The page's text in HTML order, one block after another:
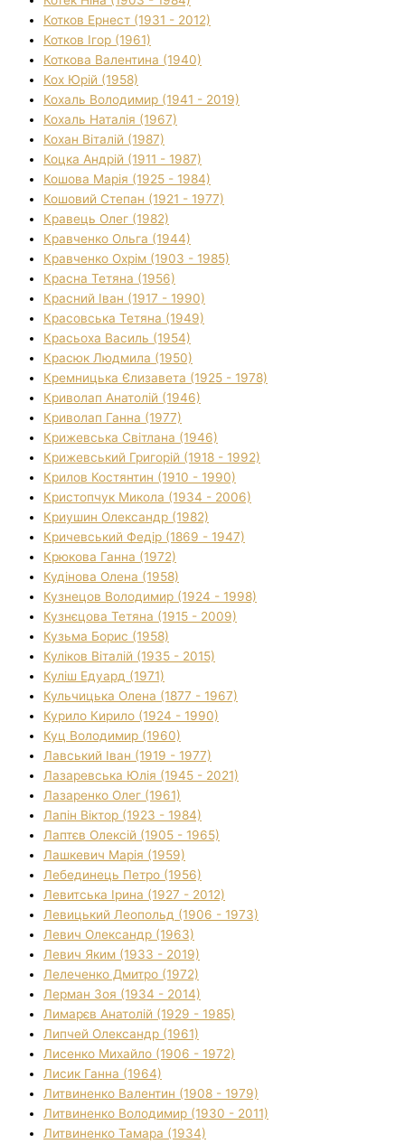
Котков Ернест (1931 - 2012)
Котков Ігор (1961)
Коткова Валентина (1940)
Кох Юрій (1958)
Кохаль Володимир (1941 - 2019)
Кохаль Наталія (1967)
Кохан Віталій (1987)
Коцка Андрій (1911 - 1987)
Кошова Марія (1925 - 1984)
Кошовий Степан (1921 - 1977)
Кравець Олег (1982)
Кравченко Ольга (1944)
Кравченко Охрім (1903 - 1985)
Красна Тетяна (1956)
Красний Іван (1917 - 1990)
Красовська Тетяна (1949)
Красьоха Василь (1954)
Красюк Людмила (1950)
Кремницька Єлизавета (1925 - 1978)
Криволап Анатолій (1946)
Криволап Ганна (1977)
Крижевська Світлана (1946)
Крижевський Григорій (1918 - 1992)
Крилов Костянтин (1910 - 1990)
Кристопчук Микола (1934 - 2006)
Криушин Олександр (1982)
Кричевський Федір (1869 - 1947)
Крюкова Ганна (1972)
Кудінова Олена (1958)
Кузнецов Володимир (1924 - 1998)
Кузнєцова Тетяна (1915 - 2009)
Кузьма Борис (1958)
Куліков Віталій (1935 - 2015)
Куліш Едуард (1971)
Кульчицька Олена (1877 - 1967)
Курило Кирило (1924 - 1990)
Куц Володимир (1960)
Лавський Іван (1919 - 1977)
Лазаревська Юлія (1945 - 2021)
Лазаренко Олег (1961)
Лапін Віктор (1923 - 1984)
Лаптєв Олексій (1905 - 1965)
Лашкевич Марія (1959)
Лебединець Петро (1956)
Левитська Ірина (1927 - 2012)
Левицький Леопольд (1906 - 1973)
Левич Олександр (1963)
Левич Яким (1933 - 2019)
Лелеченко Дмитро (1972)
Лерман Зоя (1934 - 2014)
Лимарєв Анатолій (1929 - 1985)
Липчей Олександр (1961)
Лисенко Михайло (1906 - 1972)
Лисик Ганна (1964)
Литвиненко Валентин (1908 - 1979)
Литвиненко Володимир (1930 - 2011)
Литвиненко Тамара (1934)